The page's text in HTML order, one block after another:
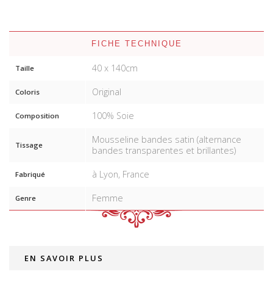
FICHE TECHNIQUE
Taille 40 x 140cm
Coloris Original
Composition 100% Soie
Tissage
Mousseline bandes satin (alternance
bandes transparentes et brillantes)
Fabriqué à Lyon, France
Genre Femme
EN SAVOIR PLUS